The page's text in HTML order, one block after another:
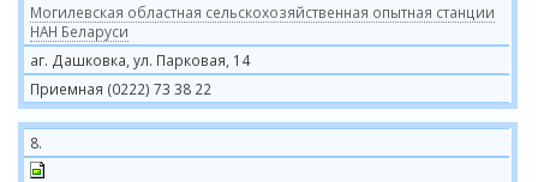
Могилевская областная сельскохозяйственная опытная станции
НАН Беларуси
аг. Дашковка, ул. Парковая, 14
Приемная (0222) 73 38 22
8.